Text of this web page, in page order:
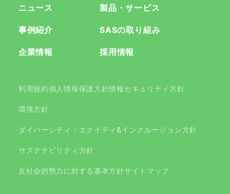
ニュース 製品・サービス
事例紹介 SASの取り組み
企業情報 採用情報
利用規約個人情報保護方針情報セキュリティ方針
環境方針
ダイバーシティ・エクイティ&インクルージョン方針
サステナビリティ方針
反社会的勢力に対する基本方針サイトマップ